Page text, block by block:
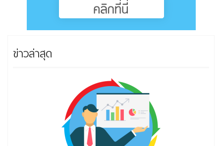
ข่าวล่าสุด